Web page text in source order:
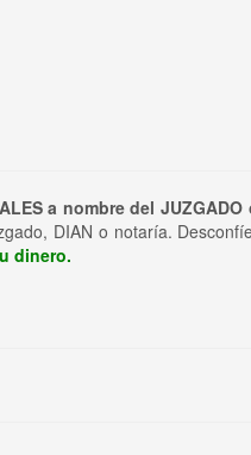
a nombre del JUZGADO
DIAN o notaría.
dinero.